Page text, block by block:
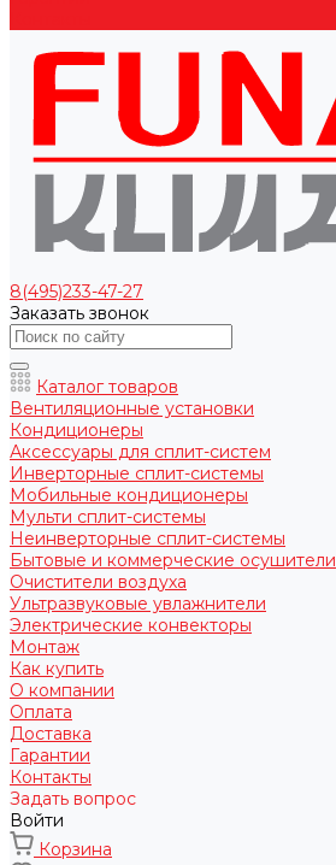
8(495)233-47-27
Заказать звонок
Каталог товаров
Вентиляционные установки
Кондиционеры
Аксессуары для сплит-систем
Инверторные сплит-системы
Мобильные кондиционеры
Мульти сплит-системы
Неинверторные сплит-системы
Бытовые и коммерческие осушители
Очистители воздуха
Ультразвуковые увлажнители
Электрические конвекторы
Монтаж
Как купить
О компании
Оплата
Доставка
Гарантии
Контакты
Задать вопрос
Войти
Корзина